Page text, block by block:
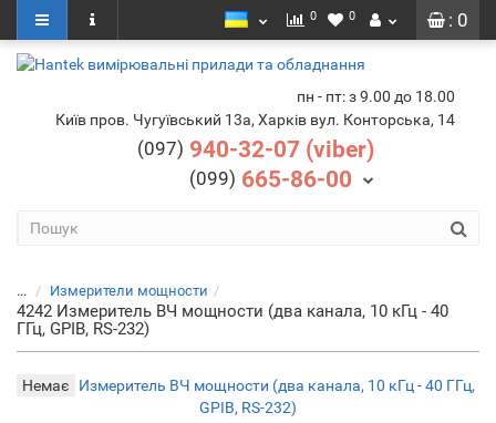
: 0
0 0
пн - пт: з 9.00 до 18.00
Київ пров. Чугуївський 13а, Харків вул. Конторська, 14
(097) 940-32-07 (viber)
(099) 665-86-00
... Измерители мощности
4242 Измеритель ВЧ мощности (два канала, 10 кГц - 40
ГГц, GPIB, RS-232)
Немає